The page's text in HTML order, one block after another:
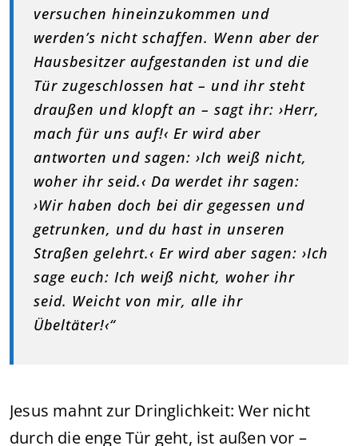
versuchen hineinzukommen und
werden’s nicht schaffen. Wenn aber der
Hausbesitzer aufgestanden ist und die
Tür zugeschlossen hat – und ihr steht
draußen und klopft an – sagt ihr: ›Herr,
mach für uns auf!‹ Er wird aber
antworten und sagen: ›Ich weiß nicht,
woher ihr seid.‹ Da werdet ihr sagen:
›Wir haben doch bei dir gegessen und
getrunken, und du hast in unseren
Straßen gelehrt.‹ Er wird aber sagen: ›Ich
sage euch: Ich weiß nicht, woher ihr
seid. Weicht von mir, alle ihr
Übeltäter!‹“
Jesus mahnt zur Dringlichkeit: Wer nicht
durch die enge Tür geht, ist außen vor –